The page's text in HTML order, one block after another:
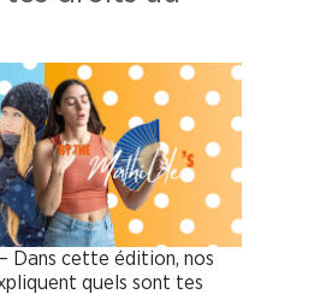
– Dans cette édition, nos
quels sont tes